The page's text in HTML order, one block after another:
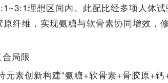
理想区间内。此配比经多项人体试
纤维，实现氨糖与软骨素协同增效，
局限
元素创新构建“氨糖+软骨素+骨胶原+钙